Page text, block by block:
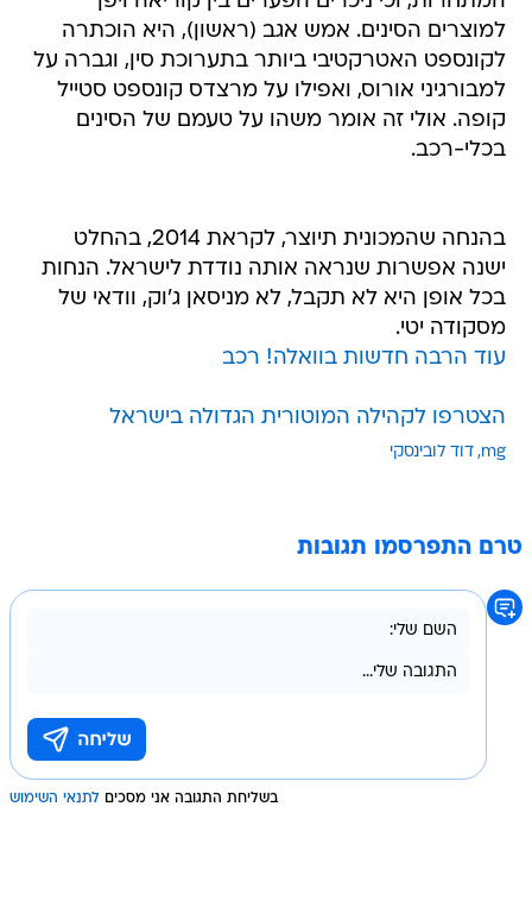
למוצרים הסינים. אמש אגב (ראשון), היא הוכתרה
לקונספט האטרקטיבי ביותר בתערוכת סין, וגברה על
למבורגיני אורוס, ואפילו על מרצדס קונספט סטייל
קופה. אולי זה אומר משהו על טעמם של הסינים
בכלי-רכב.
בהנחה שהמכונית תיוצר, לקראת 2014, בהחלט
ישנה אפשרות שנראה אותה נודדת לישראל. הנחות
בכל אופן היא לא תקבל, לא מניסאן ג'וק, וודאי של
מסקודה יטי.
עוד הרבה חדשות בוואלה! רכב
הצטרפו לקהילה המוטורית הגדולה בישראל
mg דוד לובינסקי
טרם התפרסמו תגובות
בשליחת התגובה אני מסכים לתנאי השימוש